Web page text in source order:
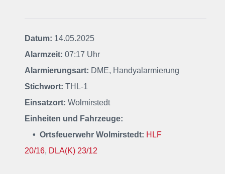
Datum: 14.05.2025
Alarmzeit: 07:17 Uhr
Alarmierungsart: DME, Handyalarmierung
Stichwort: THL-1
Einsatzort: Wolmirstedt
Einheiten und Fahrzeuge:
• Ortsfeuerwehr Wolmirstedt: HLF
20/16, DLA(K) 23/12